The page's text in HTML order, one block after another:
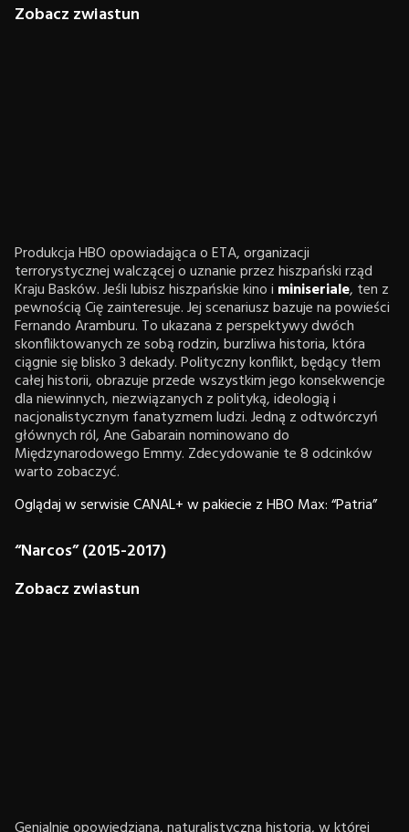
Zobacz zwiastun
Produkcja HBO opowiadająca o ETA, organizacji
terrorystycznej walczącej o uznanie przez hiszpański rząd
Kraju Basków. Jeśli lubisz hiszpańskie kino i miniseriale, ten z
pewnością Cię zainteresuje. Jej scenariusz bazuje na powieści
Fernando Aramburu. To ukazana z perspektywy dwóch
skonfliktowanych ze sobą rodzin, burzliwa historia, która
ciągnie się blisko 3 dekady. Polityczny konflikt, będący tłem
całej historii, obrazuje przede wszystkim jego konsekwencje
dla niewinnych, niezwiązanych z polityką, ideologią i
nacjonalistycznym fanatyzmem ludzi. Jedną z odtwórczyń
głównych ról, Ane Gabarain nominowano do
Międzynarodowego Emmy. Zdecydowanie te 8 odcinków
warto zobaczyć.
Oglądaj w serwisie CANAL+ w pakiecie z HBO Max: “Patria”
“Narcos” (2015-2017)
Zobacz zwiastun